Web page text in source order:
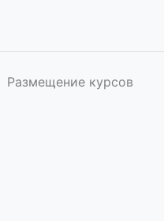
Размещение курсов